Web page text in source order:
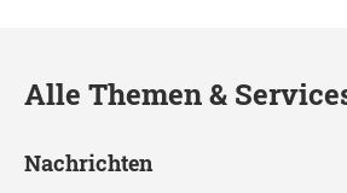
Alle Themen &
Nachrichten